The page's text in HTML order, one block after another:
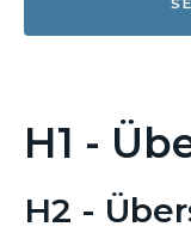
H1 -
H2 -